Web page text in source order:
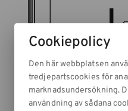
Cookiepolicy
Den här webbplatsen
tredjepartscookies för
marknadsundersökning.
användning av sådana